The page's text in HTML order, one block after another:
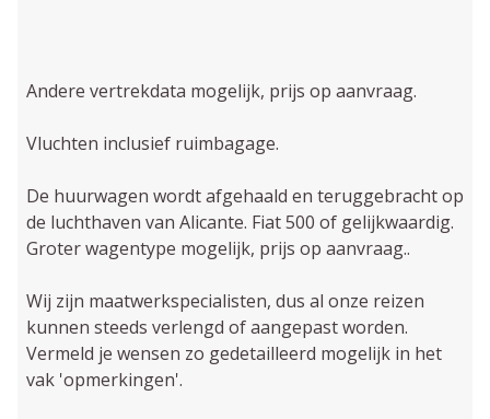
Andere vertrekdata mogelijk, prijs op aanvraag.
Vluchten inclusief ruimbagage.
De huurwagen wordt afgehaald en teruggebracht op
de luchthaven van Alicante. Fiat 500 of gelijkwaardig.
Groter wagentype mogelijk, prijs op aanvraag..
Wij zijn maatwerkspecialisten, dus al onze reizen
kunnen steeds verlengd of aangepast worden.
Vermeld je wensen zo gedetailleerd mogelijk in het
vak 'opmerkingen'.